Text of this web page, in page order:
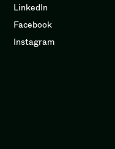
LinkedIn
Facebook
Instagram